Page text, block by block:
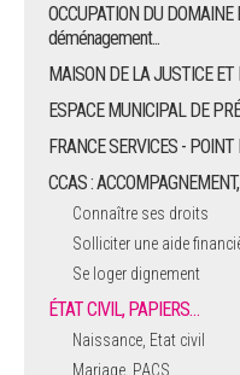
OCCUPATION DU
déménagement...
MAISON DE LA JUSTICE ET
ESPACE MUNICIPAL DE
FRANCE SERVICES - POINT
CCAS :
Connaître ses droits
Solliciter une aide
Se loger dignement
ÉTAT CIVIL, PAPIERS…
Naissance, Etat civil
Mariage, PACS